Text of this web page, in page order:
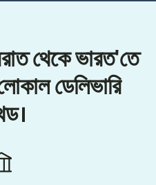
থেকে ভারত'তে
ডেলিভারি